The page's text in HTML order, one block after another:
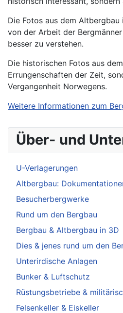
Die Fotos aus dem
von der Arbeit der
besser zu verstehen.
Die historischen Fotos aus
Errungenschaften der Zeit,
Vergangenheit Norwegens.
Weitere Informationen zum
Über- und
U-Verlagerungen
Altbergbau:
Besucherbergwerke
Rund um den Bergbau
Bergbau & Altbergbau in 3D
Dies & jenes rund um den
Unterirdische Anlagen
Bunker & Luftschutz
Rüstungsbetriebe &
Felsenkeller & Eiskeller